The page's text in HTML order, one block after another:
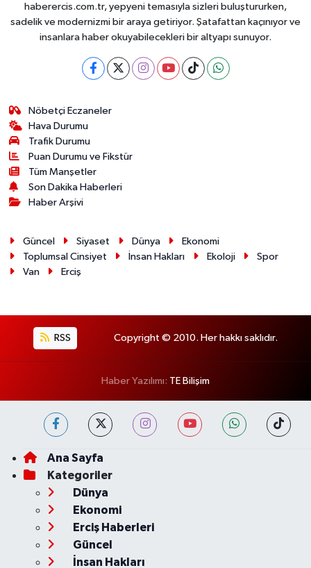
haberercis.com.tr, yepyeni temasıyla sizleri buluştururken,
sadelik ve modernizmi bir araya getiriyor. Şatafattan kaçınıyor ve
insanlara haber okuyabilecekleri bir altyapı sunuyor.
Nöbetçi Eczaneler
Hava Durumu
Trafik Durumu
Puan Durumu ve Fikstür
Tüm Manşetler
Son Dakika Haberleri
Haber Arşivi
Güncel Siyaset Dünya
Ekonomi
Toplumsal Cinsiyet
İnsan Hakları Ekoloji
Spor
Van
Erciş
RSS Copyright © 2010. Her hakkı saklıdır.
Haber Yazılımı: TE Bilişim
Ana Sayfa
Kategoriler
Dünya
Ekonomi
Erciş Haberleri
Güncel
İnsan Hakları